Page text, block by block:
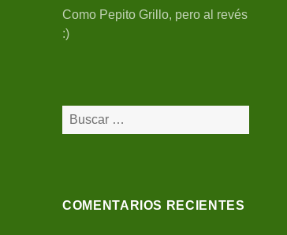
Como Pepito Grillo, pero al revés
:)
Buscar:
COMENTARIOS RECIENTES